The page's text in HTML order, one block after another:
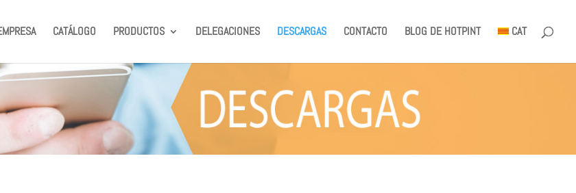
CATÁLOGO PRODUCTOS DELEGACIONES DESCARGAS CONTACTO BLOG DE HOTPINT CAT